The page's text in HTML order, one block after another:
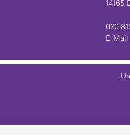
14165
030
E-Mail